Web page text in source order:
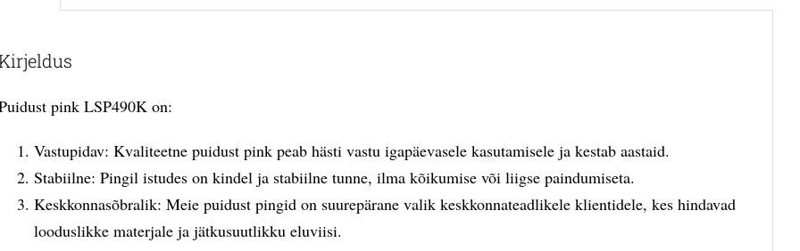
pink LSP490K on:
Vastupidav: Kvaliteetne puidust pink peab hästi vastu igapäevasele kasutamisele ja kestab aastaid.
Stabiilne: Pingil istudes on kindel ja stabiilne tunne, ilma kõikumise või liigse paindumiseta.
Keskkonnasõbralik: Meie puidust pingid on suurepärane valik keskkonnateadlikele klientidele, kes hindavad
looduslikke materjale ja jätkusuutlikku eluviisi.